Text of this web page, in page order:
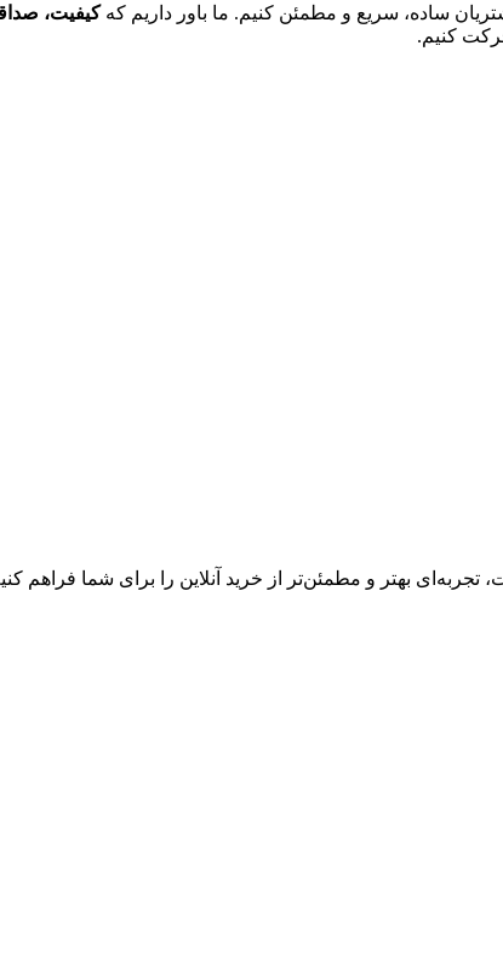
ساده، سریع و مطمئن کنیم. ما باور داریم کهکیفیت،
کنیم.
بهتر و مطمئن‌تر از خرید آنلاین را برای شما فراهم